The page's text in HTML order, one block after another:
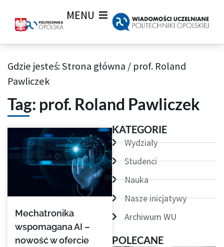
MENU
Archiwum Tagów aktualności Wiadomości uczelnianych
Gdzie jesteś:Strona główna / prof. Roland
Pawliczek
Tag: prof. Roland Pawliczek
Mechatronika
wspomagana AI –
nowość w ofercie
KATEGORIE
Wydziały
Studenci
Nauka
Nasze inicjatywy
Archiwum WU
POLECANE